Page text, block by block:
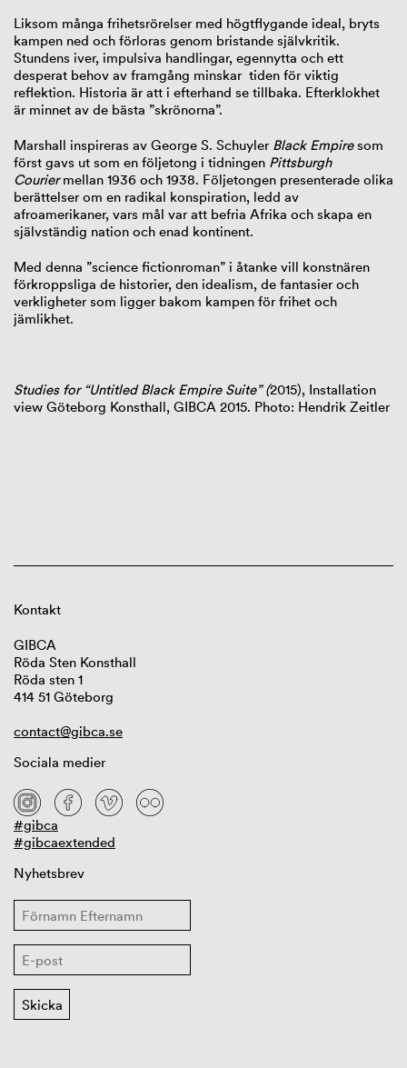
Liksom många frihetsrörelser med högtflygande ideal, bryts
kampen ned och förloras genom bristande självkritik.
Stundens iver, impulsiva handlingar, egennytta och ett
desperat behov av framgång minskar tiden för viktig
reflektion. Historia är att i efterhand se tillbaka. Efterklokhet
är minnet av de bästa ”skrönorna”.
Marshall inspireras av George S. SchuylerBlack Empiresom
först gavs ut som en följetong i tidningen Pittsburgh
Couriermellan 1936 och 1938. Följetongen presenterade olika
berättelser om en radikal konspiration, ledd av
afroamerikaner, vars mål var att befria Afrika och skapa en
självständig nation och enad kontinent.
Med denna ”science fictionroman” i åtanke vill konstnären
förkroppsliga de historier, den idealism, de fantasier och
verkligheter som ligger bakom kampen för frihet och
jämlikhet.
Studies for “Untitled Black Empire Suite” (2015), Installation
view Göteborg Konsthall, GIBCA 2015. Photo: Hendrik Zeitler
Kontakt
GIBCA
Röda Sten Konsthall
Röda sten 1
414 51 Göteborg
contact@gibca.se
Sociala medier
#gibca
#gibcaextended
Nyhetsbrev